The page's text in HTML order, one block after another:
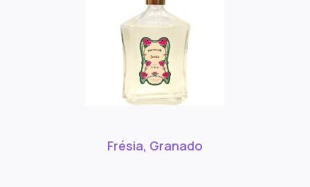
Frésia, Granado